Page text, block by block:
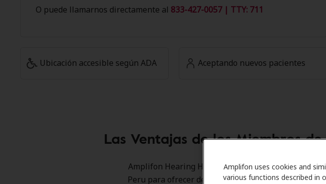
O puede llamarnos directamente al 833-427-0057 | TTY: 711
Ubicación accesible según ADA Aceptando nuevos pacientes
Las Ventajas de los Miembros
Amplifon Hearing Health Care se asocia con
Peru para ofrecer descuentos especiales en
Amplifon uses cookies and
various functions described in